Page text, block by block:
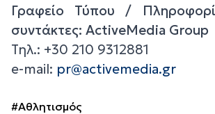
Γραφείο Τύπου /
συντάκτες: ActiveMedia Group
Τηλ.: +30 210 9312881
e-mail: pr@activemedia.gr
#Αθλητισμός